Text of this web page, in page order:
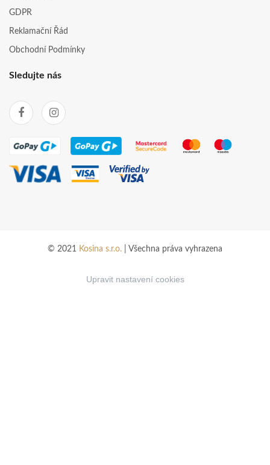
GDPR
Reklamační Řád
Obchodní Podmínky
Sledujte nás
© 2021 Kosina s.r.o. | Všechna práva vyhrazena
Upravit nastavení cookies